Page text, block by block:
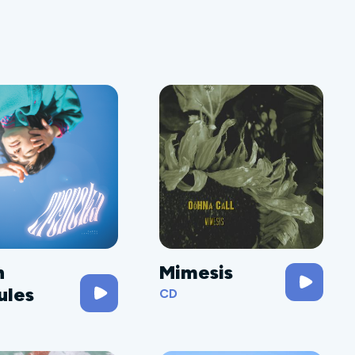
Mimesis
CD